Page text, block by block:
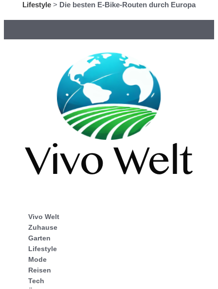
Lifestyle > Die besten E-Bike-Routen durch Europa
Vivo Welt
Zuhause
Garten
Lifestyle
Mode
Reisen
Tech